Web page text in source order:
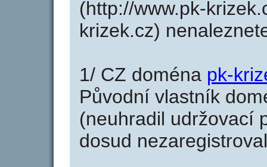
(http://www.pk-
krizek.cz)
1/ CZ doména pk-
Původní vlastník
(neuhradil udržovací
dosud